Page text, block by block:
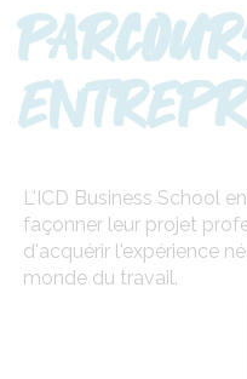
L'ICD Business School
façonner leur projet
d'acquérir l'expérience
monde du travail.